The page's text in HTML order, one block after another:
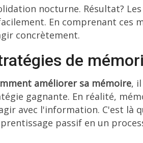
nocturne. Résultat?
En comprenant ces
concrètement.
de
améliorer sa mémoire,
gagnante. En réalité,
avec l'information. C'est là
passif en un